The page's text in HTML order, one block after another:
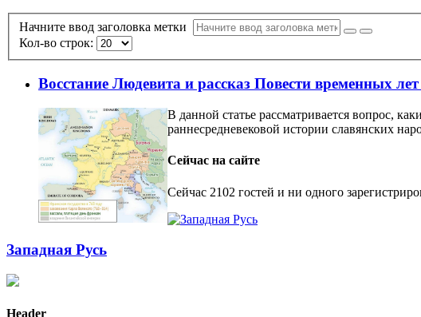
Начните ввод заголовка метки
Кол-во строк:
Восстание Людевита и рассказ Повести временных
В данной статье рассматривается вопрос,
раннесредневековой истории славянских
Сейчас на сайте
Сейчас 2102 гостей и ни одного
Западная Русь
Header